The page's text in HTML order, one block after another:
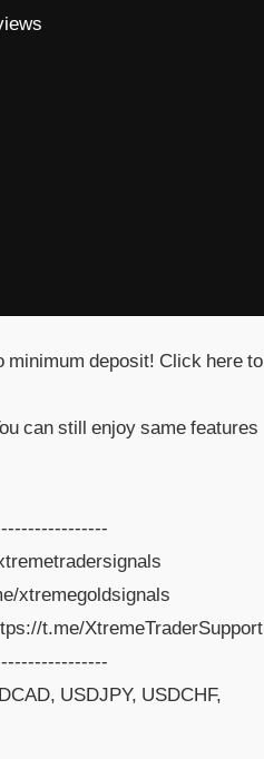
minimum deposit! Click here to
can still enjoy same features
xtremegoldsignals
t.me/XtremeTraderSupport
USDJPY, USDCHF,